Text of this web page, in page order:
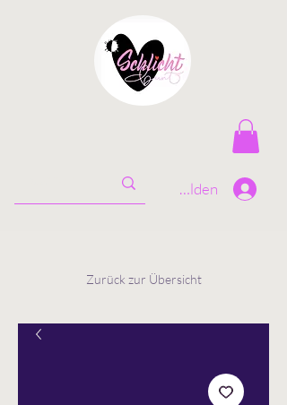
Anmelden
Zurück zur Übersicht